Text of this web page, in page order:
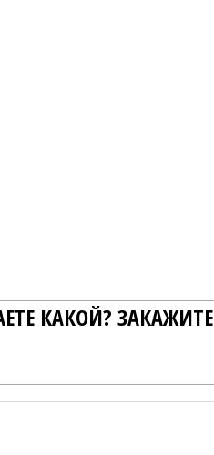
КАКОЙ? ЗАКАЖИТЕ